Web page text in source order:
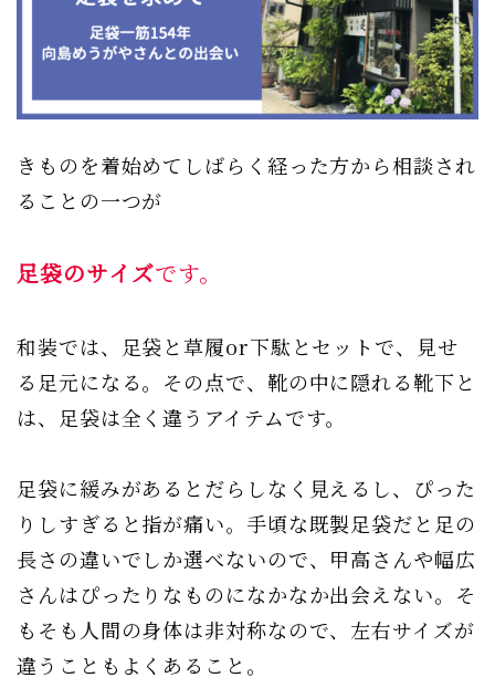
きものを着始めてしばらく経った方から相談され
ることの一つが
足袋のサイズです。
和装では、足袋と草履or下駄とセットで、見せ
る足元になる。その点で、靴の中に隠れる靴下と
は、足袋は全く違うアイテムです。
足袋に緩みがあるとだらしなく見えるし、ぴった
りしすぎると指が痛い。手頃な既製足袋だと足の
長さの違いでしか選べないので、甲高さんや幅広
さんはぴったりなものになかなか出会えない。そ
もそも人間の身体は非対称なので、左右サイズが
違うこともよくあること。